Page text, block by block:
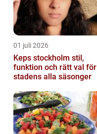
01 juli 2026
Keps stockholm stil,
funktion och rätt val för
stadens alla säsonger